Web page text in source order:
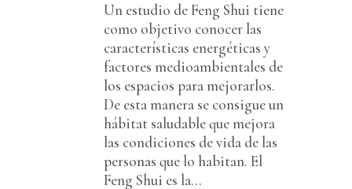
Un estudio de Feng Shui tiene
como objetivo conocer las
características energéticas y
factores medioambientales de
los espacios para mejorarlos.
De esta manera se consigue un
hábitat saludable que mejora
las condiciones de vida de las
personas que lo habitan. El
Feng Shui es la...